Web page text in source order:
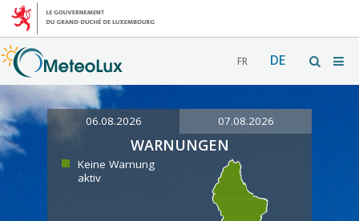
FR DE
06.08.2026 07.08.2026
WARNUNGEN
Keine Warnung
aktiv